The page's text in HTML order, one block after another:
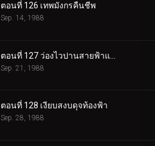
ตอนที่ 126 เทพมังกรคืนชีพ
Sep. 14, 1988
Sep. 21, 1988
ตอนที่ 128 เงียบสงบดุจท้องฟ้า
Sep. 28, 1988